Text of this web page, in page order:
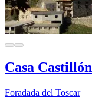
Casa Castillón
Foradada del Toscar